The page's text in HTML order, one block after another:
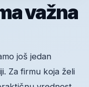
važna
još jedan
Za firmu koja želi